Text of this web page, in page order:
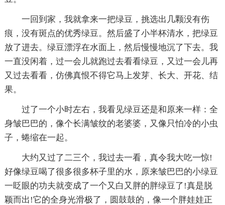
一回到家，我就拿来一把绿豆，挑选出几颗没有伤
痕，没有斑点的优秀绿豆。然后盛了小半杯清水，把绿豆
放了进去。绿豆漂浮在水面上，然后慢慢地沉了下去。我
一直没闲着，过一会儿就跑过去看看绿豆，又过一会儿再
又过去看看，仿佛真恨不得它马上发芽、长大、开花、结
果。
过了一个小时左右，我看见绿豆还是和原来一样：全
身皱巴巴的，像个长满皱纹的老婆婆，又像只怕冷的小虫
子，蜷缩在一起。
大约又过了二三个，我过去一看，真令我大吃一惊!
好像绿豆喝了很多很多杯子里的水，原来皱巴巴的小绿豆
一眨眼的功夫就变成了一个又白又胖的胖绿豆了!真是脱
颖而出!它的全身光滑极了，圆鼓鼓的，像一个胖娃娃正